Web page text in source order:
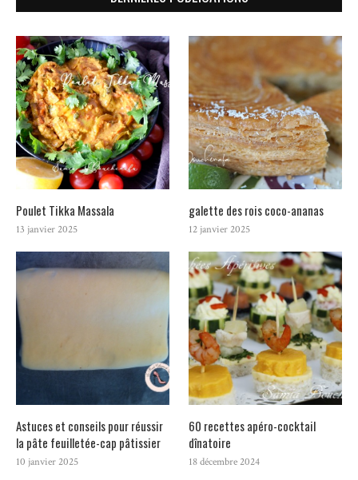
Poulet Tikka Massala
13 janvier 2025
galette des rois coco-ananas
12 janvier 2025
Astuces et conseils pour réussir
la pâte feuilletée-cap pâtissier
10 janvier 2025
60 recettes apéro-cocktail
dînatoire
18 décembre 2024